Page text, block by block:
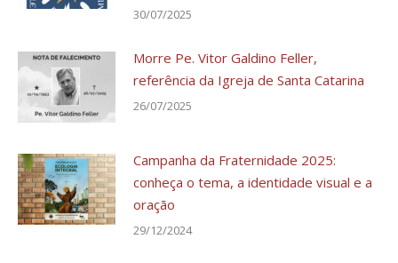
30/07/2025
Morre Pe. Vitor Galdino Feller,
referência da Igreja de Santa Catarina
26/07/2025
Campanha da Fraternidade 2025:
conheça o tema, a identidade visual e a
oração
29/12/2024